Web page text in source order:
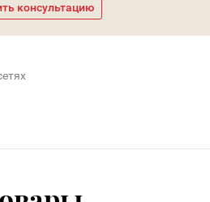
консультацию